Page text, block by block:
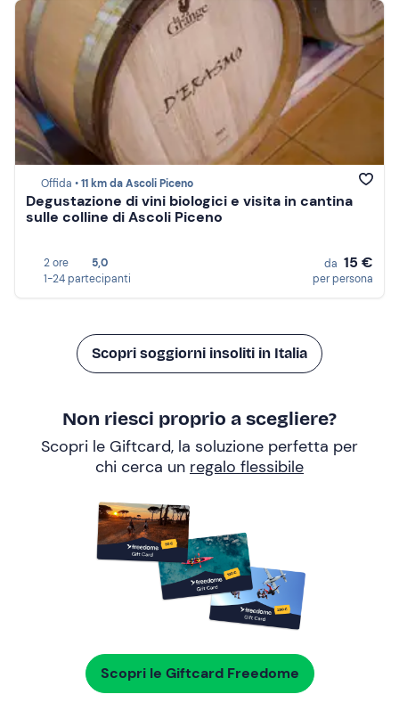
Offida •11 km da Ascoli Piceno
Degustazione di vini biologici e visita in cantina
sulle colline di Ascoli Piceno
2 ore
5,0
1-24 partecipanti
da 15 €
per persona
Scopri soggiorni insoliti in Italia
Non riesci proprio a scegliere?
Scopri le Giftcard, la soluzione perfetta per
chi cerca un regalo flessibile
Scopri le Giftcard Freedome